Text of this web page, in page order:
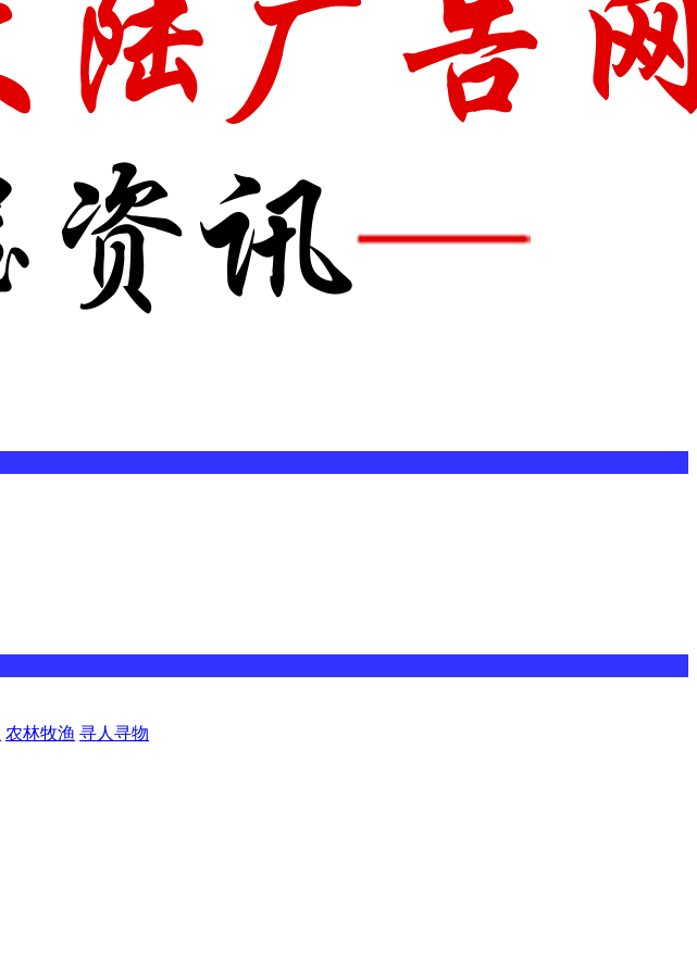
农林牧渔 寻人寻物